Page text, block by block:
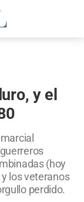
y el
(hoy
los veteranos
perdido.